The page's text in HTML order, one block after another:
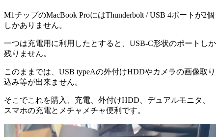
M1チップのMacBook ProにはThunderbolt / USB 4ポートが2個
しかありません。
一つは充電用に利用したとすると、USB-C形状のポートしか
残りません。
このままでは、USB typeAの外付けHDDやカメラの画像取り
込み等が出来ません。
そこでこれを購入、充電、外付けHDD、デュアルモニタ、
スマホの充電とメチャメチャ便利です。